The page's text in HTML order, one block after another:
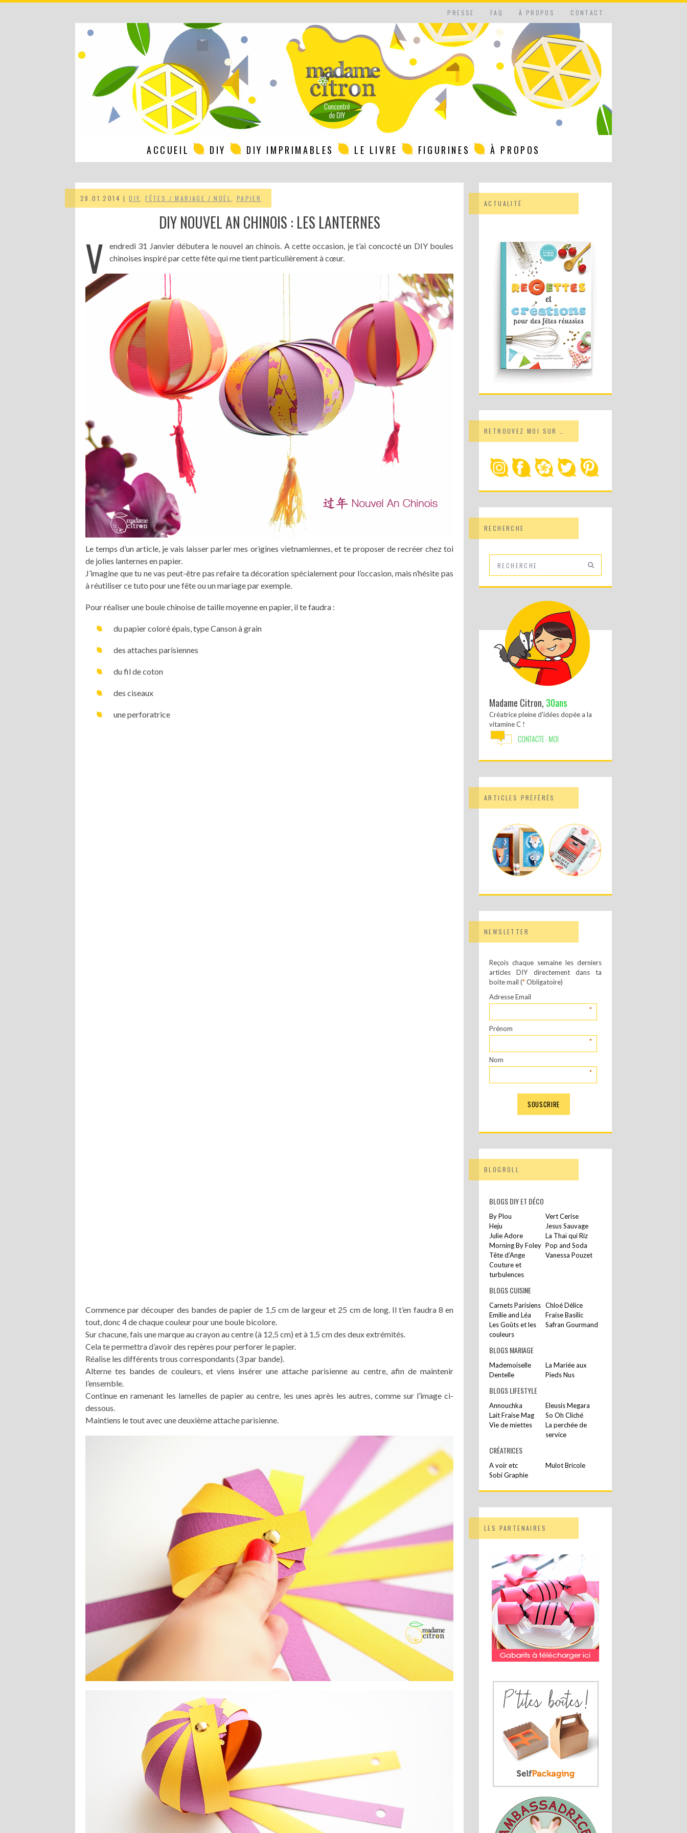
PRESSE FAQ À PROPOS CONTACT
ACCUEIL DIY DIY IMPRIMABLES LE LIVRE FIGURINES À PROPOS
28.01.2014 |DIY ,FÊTES / MARIAGE / NOËL PAPIER
DIY NOUVEL AN CHINOIS : LES LANTERNES
V
endredi 31 Janvier débutera le nouvel an chinois. A cette occasion, je t’ai concocté un DIY boules
chinoises inspiré par cette fête qui me tient particulièrement à cœur.
Le temps d’un article, je vais laisser parler mes origines vietnamiennes, et te proposer de recréer chez toi
de jolies lanternes en papier.
J’imagine que tu ne vas peut-être pas refaire ta décoration spécialement pour l’occasion, mais n’hésite pas
à réutiliser ce tuto pour une fête ou un mariage par exemple.
Pour réaliser une boule chinoise de taille moyenne en papier, il te faudra :
du papier coloré épais, type Canson à grain
des attaches parisiennes
du fil de coton
des ciseaux
une perforatrice
Commence par découper des bandes de papier de 1,5 cm de largeur et 25 cm de long. Il t’en faudra 8 en
tout, donc 4 de chaque couleur pour une boule bicolore.
Sur chacune, fais une marque au crayon au centre (à 12,5 cm) et à 1,5 cm des deux extrémités.
Cela te permettra d’avoir des repères pour perforer le papier.
Réalise les différents trous correspondants (3 par bande).
Alterne tes bandes de couleurs, et viens insérer une attache parisienne au centre, afin de maintenir
l’ensemble.
Continue en ramenant les lamelles de papier au centre, les unes après les autres, comme sur l’image ci-
dessous.
Maintiens le tout avec une deuxième attache parisienne.
ACTUALITÉ
RETROUVEZ MOI SUR …
RECHERCHE
Madame Citron, 30ans
Créatrice pleine d'idées dopée a la
vitamine C !
ARTICLES PRÉFÉRÉS
NEWSLETTER
Reçois chaque semaine les derniers
articles DIY directement dans ta
boite mail (*Obligatoire)
Adresse Email
*
Prénom
*
Nom
*
BLOGROLL
BLOGS DIY ET DÉCO
By Plou
Vert Cerise
Heju
Jesus Sauvage
Julie Adore
La Thaï qui Riz
Morning By Foley Pop and Soda
Tête d’Ange
Vanessa Pouzet
Couture et
turbulences
BLOGS CUISINE
Carnets Parisiens Chloé Délice
Emilie and Léa
Fraise Basilic
Les Goûts et les
couleurs
Safran Gourmand
BLOGS MARIAGE
Mademoiselle
Dentelle
La Mariée aux
Pieds Nus
BLOGS LIFESTYLE
Annouchka
Eleusis Megara
Lait Fraise Mag
So Oh Cliché
Vie de miettes
La perchée de
service
CRÉATRICES
A voir etc
Mulot Bricole
Sobi Graphie
LES PARTENAIRES